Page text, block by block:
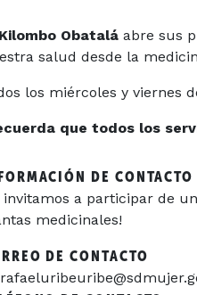
Kilombo Obatalá abre sus
salud desde la
los miércoles y viernes
que todos los
DE CONTACTO
invitamos a participar de
medicinales!
DE CONTACTO